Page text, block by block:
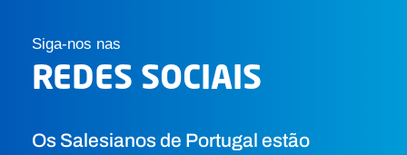
Siga-nos nas
REDES SOCIAIS
Os Salesianos de Portugal estão